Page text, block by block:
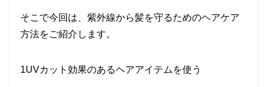
そこで今回は、紫外線から髪を守るためのヘアケア
方法をご紹介します。
1UVカット効果のあるヘアアイテムを使う